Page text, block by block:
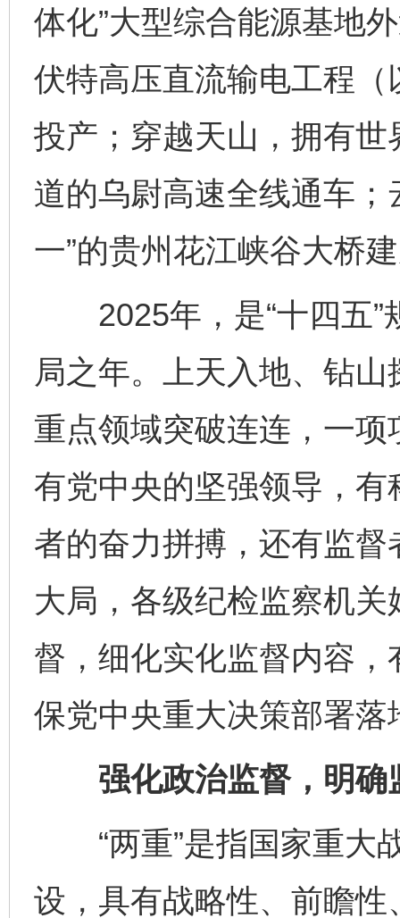
体化”大型综合能源基
伏特高压直流输电工程（
投产；穿越天山，拥有
道的乌尉高速全线通车；
一”的贵州花江峡谷大桥
2025年，是“十四五”
局之年。上天入地、钻
重点领域突破连连，一
有党中央的坚强领导，
者的奋力拼搏，还有监
大局，各级纪检监察机关
督，细化实化监督内容
保党中央重大决策部署落
强化政治监督，明确
“两重”是指国家重大
设，具有战略性、前瞻